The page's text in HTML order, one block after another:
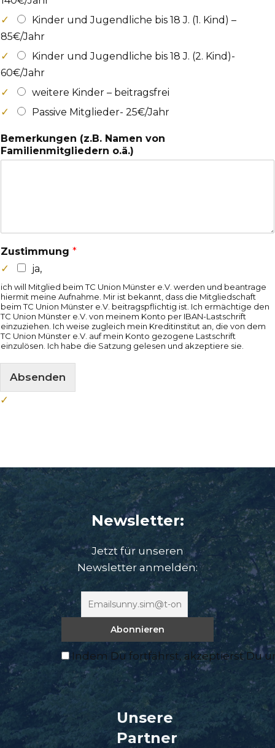
Kinder und Jugendliche bis 18 J. (1. Kind) –
85€/Jahr
Kinder und Jugendliche bis 18 J. (2. Kind)-
60€/Jahr
weitere Kinder – beitragsfrei
Passive Mitglieder- 25€/Jahr
Bemerkungen (z.B. Namen von
Familienmitgliedern o.ä.)
Zustimmung *
ja,
ich will Mitglied beim TC Union Münster e.V. werden und beantrage
hiermit meine Aufnahme. Mir ist bekannt, dass die Mitgliedschaft
beim TC Union Münster e.V. beitragspflichtig ist. Ich ermächtige den
TC Union Münster e.V. von meinem Konto per IBAN-Lastschrift
einzuziehen. Ich weise zugleich mein Kreditinstitut an, die von dem
TC Union Münster e.V. auf mein Konto gezogene Lastschrift
einzulösen. Ich habe die Satzung gelesen und akzeptiere sie.
Absenden
Newsletter:
Jetzt für unseren
Newsletter anmelden:
Indem Du fortfährst, akzeptierst Du
Unsere
Partner